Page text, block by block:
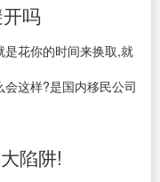
吗
花你的时间来换取,就
这样?是国内移民公司
陷阱!